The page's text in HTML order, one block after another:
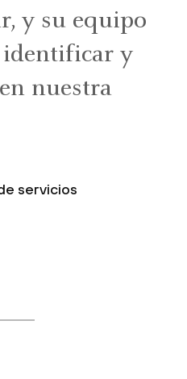
y su equipo
identificar y
nuestra
servicios